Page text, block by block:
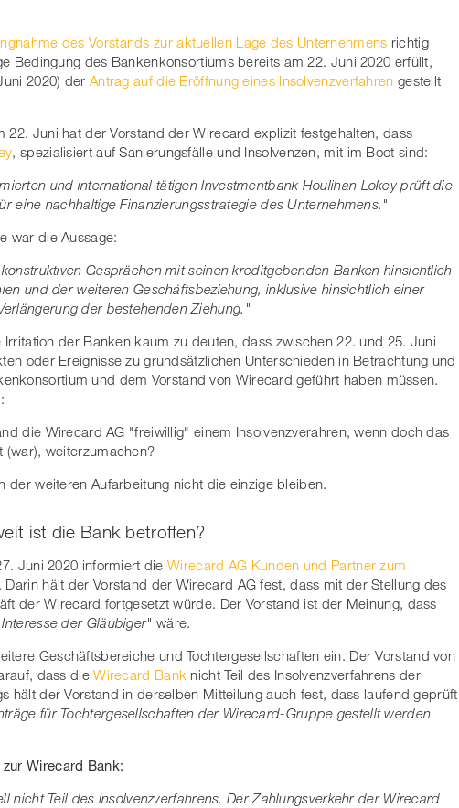
des Vorstands zur aktuellen Lage des Unternehmens richtig
Bedingung des Bankenkonsortiums bereits am 22. Juni 2020 erfüllt,
2020) der Antrag auf die Eröffnung eines Insolvenzverfahren gestellt
22. Juni hat der Vorstand der Wirecard explizit festgehalten, dass
, spezialisiert auf Sanierungsfälle und Insolvenzen, mit im Boot sind:
und international tätigen Investmentbank Houlihan Lokey prüft die
eine nachhaltige Finanzierungsstrategie des Unternehmens."
war die Aussage:
Gesprächen mit seinen kreditgebenden Banken hinsichtlich
und der weiteren Geschäftsbeziehung, inklusive hinsichtlich einer
der bestehenden Ziehung."
der Banken kaum zu deuten, dass zwischen 22. und 25. Juni
oder Ereignisse zu grundsätzlichen Unterschieden in Betrachtung und
und dem Vorstand von Wirecard geführt haben müssen.
die Wirecard AG "freiwillig" einem Insolvenzverahren, wenn doch das
(war), weiterzumachen?
der weiteren Aufarbeitung nicht die einzige bleiben.
ist die Bank betroffen?
Juni 2020 informiert dieWirecard AG Kunden und Partner zum
. Darin hält der Vorstand der Wirecard AG fest, dass mit der Stellung des
der Wirecard fortgesetzt würde. Der Vorstand ist der Meinung, dass
der Gläubiger" wäre.
Geschäftsbereiche und Tochtergesellschaften ein. Der Vorstand von
dass dieWirecard Bank nicht Teil des Insolvenzverfahrens der
hält der Vorstand in derselben Mitteilung auch fest, dass laufend geprüft
für Tochtergesellschaften der Wirecard-Gruppe gestellt werden
Wirecard Bank:
nicht Teil des Insolvenzverfahrens. Der Zahlungsverkehr der Wirecard